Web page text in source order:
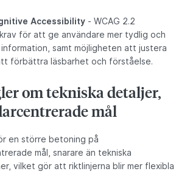
Accessibility - WCAG 2.2
för att ge användare mer tydlig och
samt möjligheten att justera
förbättra läsbarhet och förståelse.
om tekniska detaljer,
mål
en större betoning på
mål, snarare än tekniska
vilket gör att riktlinjerna blir mer flexibla